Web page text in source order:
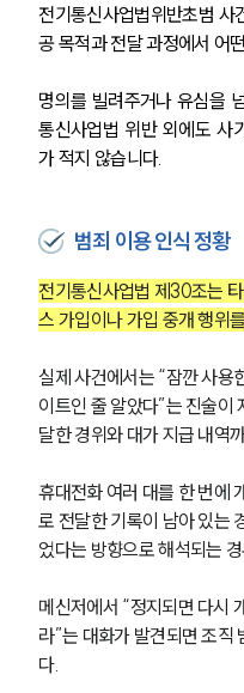
전기통신사업법위반초범 사
공 목적과 전달 과정에서 어
명의를 빌려주거나 유심을
통신사업법 위반 외에도 사
가 적지 않습니다.
범죄 이용 인식 정황
전기통신사업법 제30조는
스 가입이나 가입 중개 행위
실제 사건에서는 “잠깐 사용
이트인 줄 알았다”는 진술이
달한 경위와 대가 지급 내역
휴대전화 여러 대를 한 번에
로 전달한 기록이 남아 있는
었다는 방향으로 해석되는
메신저에서 “정지되면 다시
라”는 대화가 발견되면 조직
다.